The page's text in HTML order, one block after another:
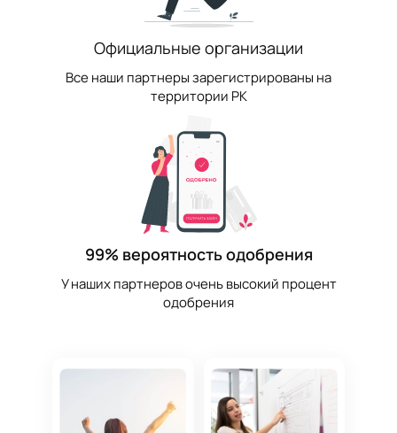
Официальные организации
Все наши партнеры зарегистрированы на
территории РК
99% вероятность одобрения
У наших партнеров очень высокий процент
одобрения